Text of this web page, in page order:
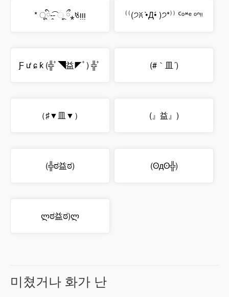
* ूི-̭͡- ૂ ྀ⁎ꂚᴉᴉᴉ ⁽⁽(੭ꐦ •̀Д•́ )੭*⁾⁾ ᑦᵒᔿᵉ ᵒᐢᵎᵎ
Ƒ ư ɕ ƙ (╬ﾟ◥益◤ﾟ) ╬ﾟ (#｀皿´)
（♯▼皿▼） (』益』)
(╬ಠ益ಠ) (ʘдʘ╬)
ლಠ益ಠ)ლ
미쳤거나 화가 난